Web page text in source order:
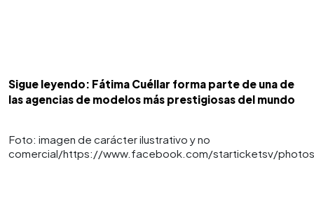
Sigue leyendo: Fátima Cuéllar forma parte de una de
las agencias de modelos más prestigiosas del mundo
Foto: imagen de carácter ilustrativo y no
comercial/https://www.facebook.com/starticketsv/photos/